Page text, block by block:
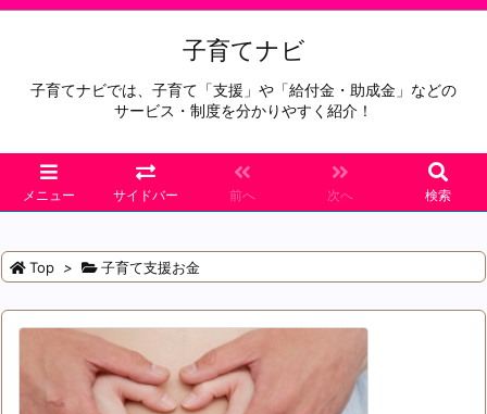
子育てナビ
子育てナビでは、子育て「支援」や「給付金・助成金」などの
サービス・制度を分かりやすく紹介！
メニュー サイドバー 前へ 次へ 検索
Top > 子育て支援お金